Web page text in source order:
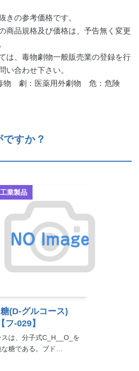
きの参考価格です。
商品規格及び価格は、予告無く変更
は、毒物劇物一般販売業の登録を行
い合わせ下さい。
物 劇：医薬用外劇物 危：危険
すか？
業製品
(D-グルコース)
フ-029】
スは、分子式C_H__O_を
糖である。ブド…